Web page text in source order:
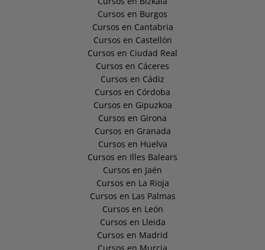
Cursos en Burgos
Cursos en Cantabria
Cursos en Castellón
Cursos en Ciudad Real
Cursos en Cáceres
Cursos en Cádiz
Cursos en Córdoba
Cursos en Gipuzkoa
Cursos en Girona
Cursos en Granada
Cursos en Huelva
Cursos en Illes Balears
Cursos en Jaén
Cursos en La Rioja
Cursos en Las Palmas
Cursos en León
Cursos en Lleida
Cursos en Madrid